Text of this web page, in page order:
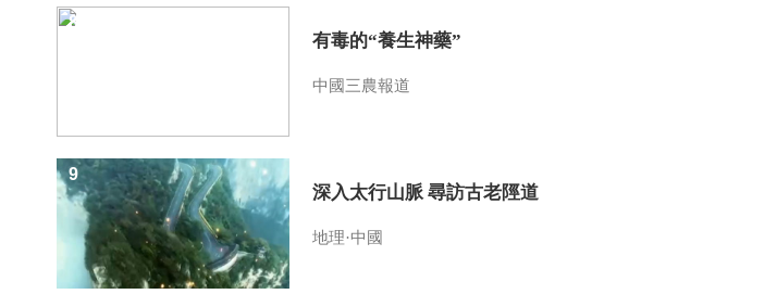
有毒的“養生神藥”
中國三農報道
8
深入太行山脈 尋訪古老陘道
地理·中國
9